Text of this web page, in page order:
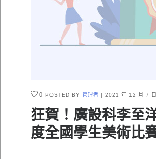
0 POSTED BY 管理者 2021 年 12 月 7 日
狂賀！廣設科李至
度全國學生美術比